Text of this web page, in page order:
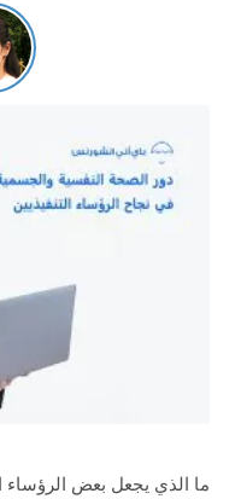
ما الذي يجعل بعض الرؤساء